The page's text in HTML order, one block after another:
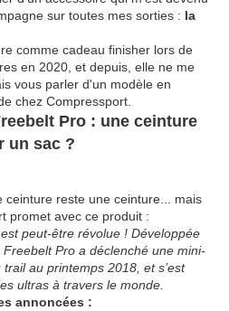
sur toutes mes sorties : la
comme cadeau finisher lors de
en 2020, et depuis, elle ne me
vous parler d'un modèle en
chez Compressport.
Pro : une ceinture
un sac ?
ceinture reste une ceinture... mais
promet avec ce produit :
peut-être révolue ! Développée
Pro a déclenché une mini-
au printemps 2018, et s’est
ultras à travers le monde.
annoncées :